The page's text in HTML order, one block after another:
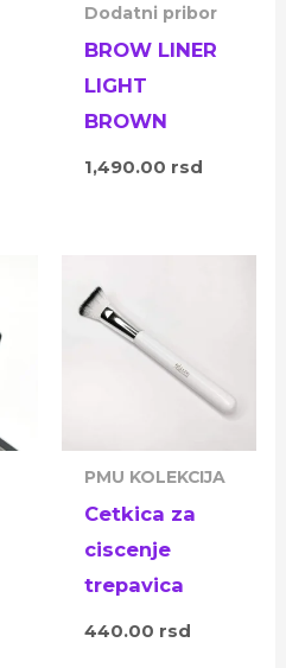
Dodatni pribor
BROW LINER
LIGHT
BROWN
1,490.00 rsd
PMU KOLEKCIJA
Cetkica za
ciscenje
trepavica
440.00 rsd